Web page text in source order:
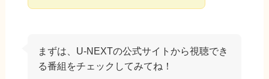
まずは、U-NEXTの公式サイトから視聴でき
る番組をチェックしてみてね！